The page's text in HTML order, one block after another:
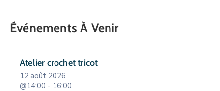
Événements À Venir
Atelier crochet tricot
12 août 2026
@14:00 - 16:00